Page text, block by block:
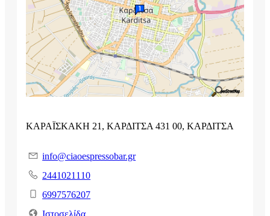
ΚΑΡΑΪΣΚΑΚΗ 21, ΚΑΡΔΙΤΣΑ 431 00, ΚΑΡΔΙΤΣΑ
info@ciaoespressobar.gr
2441021110
6997576207
Ιστοσελίδα